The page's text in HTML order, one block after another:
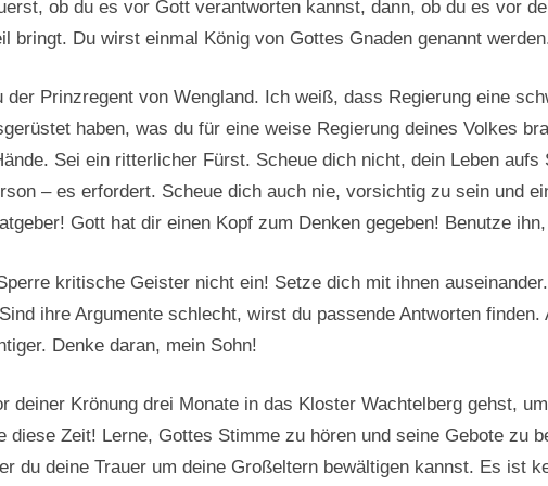
ob du es vor Gott verantworten kannst, dann, ob du es vor
bringt. Du wirst einmal König von Gottes Gnaden genannt
der Prinzregent von Wengland. Ich weiß, dass Regierung eine
haben, was du für eine weise Regierung deines Volkes
Sei ein ritterlicher Fürst. Scheue dich nicht, dein Leben
– es erfordert. Scheue dich auch nie, vorsichtig zu sein und
Gott hat dir einen Kopf zum Denken gegeben! Benutze
kritische Geister nicht ein! Setze dich mit ihnen
ihre Argumente schlecht, wirst du passende Antworten
Denke daran, mein Sohn!
deiner Krönung drei Monate in das Kloster Wachtelberg gehst,
diese Zeit! Lerne, Gottes Stimme zu hören und seine Gebote zu
du deine Trauer um deine Großeltern bewältigen kannst. Es ist